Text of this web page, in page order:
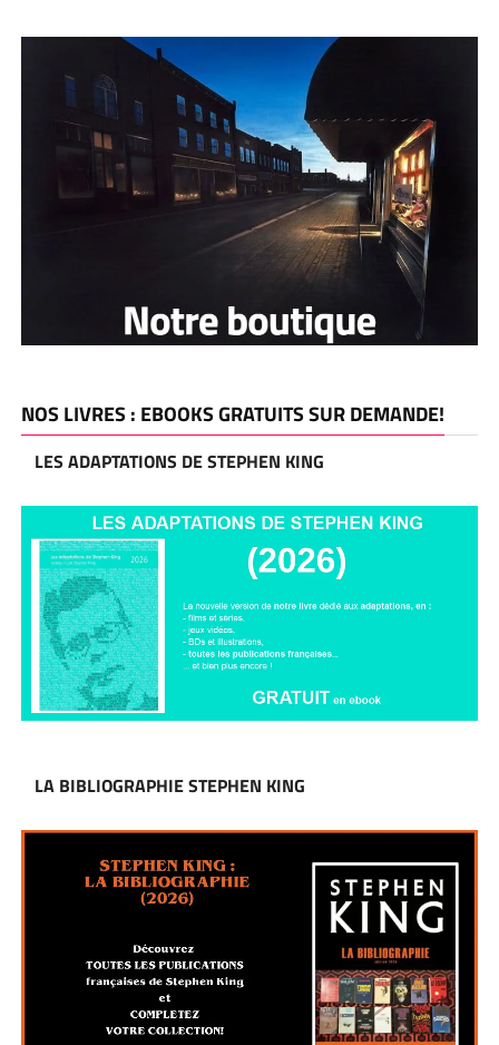
NOS LIVRES : EBOOKS GRATUITS SUR DEMANDE!
LES ADAPTATIONS DE STEPHEN KING
LA BIBLIOGRAPHIE STEPHEN KING